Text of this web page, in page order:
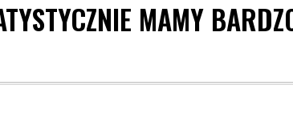
MAMY